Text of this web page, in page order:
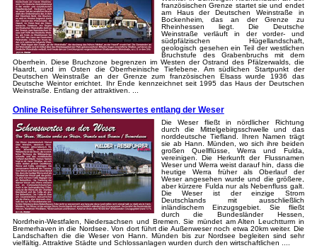
französischen Grenze startet sie und endet
am Haus der Deutschen Weinstraße in
Bockenheim, das an der Grenze zu
Rheinhessen liegt. Die Deutsche
Weinstraße verläuft in der vorder- und
südpfälzischen Hügellandschaft,
geologisch gesehen ein Teil der westlichen
Bruchstufe des Grabenbruchs mit dem
Oberrhein. Diese Bruchzone begrenzen im Westen der Ostrand des Pfälzerwalds, die
Haardt, und im Osten die Oberrheinische Tiefebene. Am südlichen Startpunkt der
Deutschen Weinstraße an der Grenze zum französischen Elsass wurde 1936 das
Deutsche Weintor errichtet. Ihr Ende kennzeichnet seit 1995 das Haus der Deutschen
Weinstraße. Entlang der attraktiven. ...
Online Reiseführer Sehenswertes entlang der Weser
Die Weser fließt in nördlicher Richtung
durch die Mittelgebirgsschwelle und das
norddeutsche Tiefland. Ihren Namen trägt
sie ab Hann. Münden, wo sich ihre beiden
großen Quellflüsse, Werra und Fulda,
vereinigen. Die Herkunft der Flussnamen
Weser und Werra weist darauf hin, dass die
heutige Werra früher als Oberlauf der
Weser angesehen wurde und die größere,
aber kürzere Fulda nur als Nebenfluss galt.
Die Weser ist der einzige Strom
Deutschlands mit ausschließlich
inländischem Einzugsgebiet. Sie fließt
durch die Bundesländer Hessen,
Nordrhein-Westfalen, Niedersachsen und Bremen. Sie mündet am Alten Leuchtturm in
Bremerhaven in die Nordsee. Von dort führt die Außenweser noch etwa 20km weiter. Die
Landschaften die die Weser von Hann. Münden bis zur Nordsee begleiten sind sehr
vielfältig. Attraktive Städte und Schlossanlagen wurden durch den wirtschaftlichen ....